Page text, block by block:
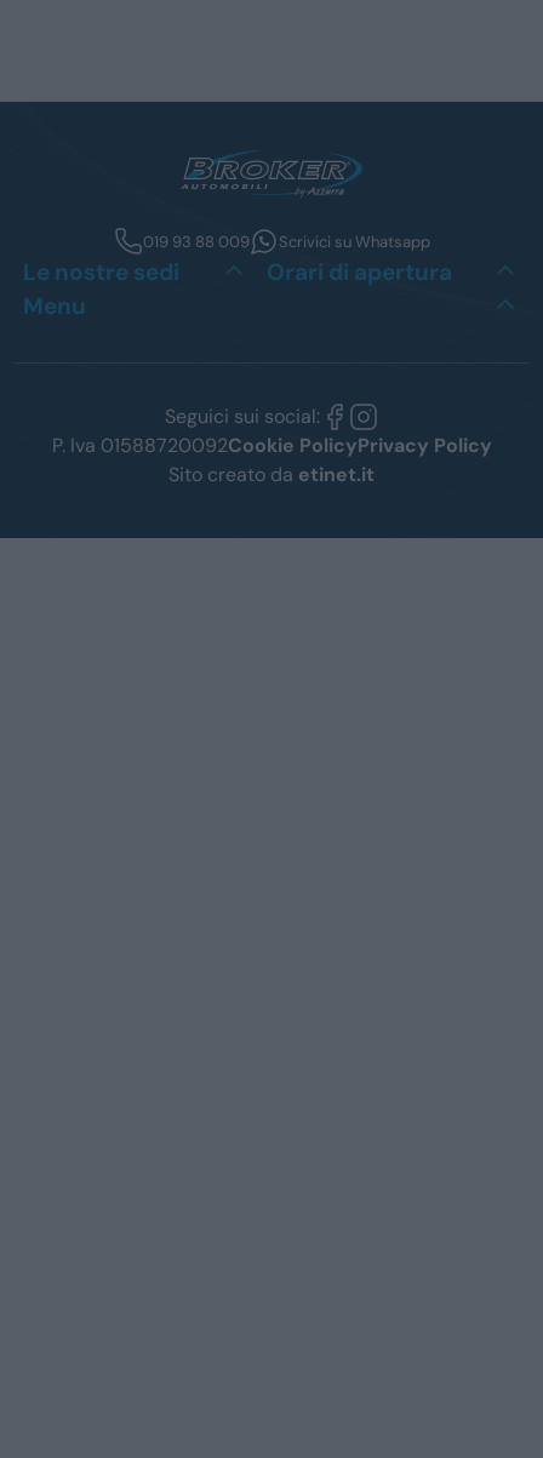
019 93 88 009 Scrivici su Whatsapp
Le nostre sedi
Orari di apertura
Menu
Seguici sui social:
P. Iva 01588720092Cookie PolicyPrivacy Policy
Sito creato da etinet.it